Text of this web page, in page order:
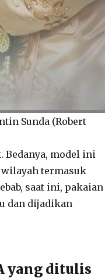
Sunda (Robert
Bedanya, model ini
wilayah termasuk
saat ini, pakaian
dan dijadikan
yang ditulis